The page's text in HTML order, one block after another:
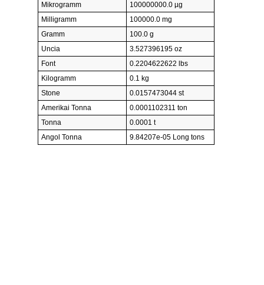
Mikrogramm
100000000.0 µg
Milligramm
100000.0 mg
Gramm
100.0 g
Uncia
3.527396195 oz
Font
0.2204622622 lbs
Kilogramm
0.1 kg
Stone
0.0157473044 st
Amerikai Tonna
0.0001102311 ton
Tonna
0.0001 t
Angol Tonna
9.84207e-05 Long tons